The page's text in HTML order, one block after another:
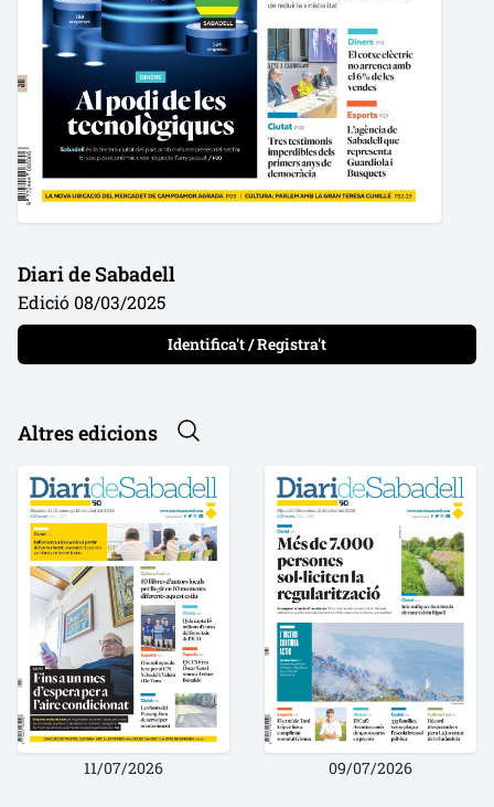
Diari de Sabadell
Edició 08/03/2025
Identifica't / Registra't
Altres edicions
11/07/2026 09/07/2026